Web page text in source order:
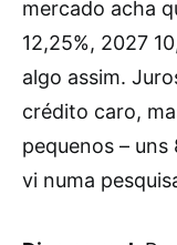
mercado acha
12,25%, 2027
algo assim.
crédito caro,
pequenos – uns
vi numa